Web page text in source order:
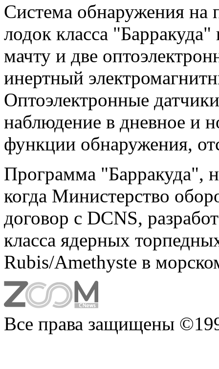
Система обнаружения на
лодок класса
мачту и две
инертный
Оптоэлектронные
наблюдение в дневное и
функции обнаружения,
Программа "Барракуда",
когда Министерство
договор с DCNS,
класса ядерных
Rubis/Amethyste в
Все права защищены